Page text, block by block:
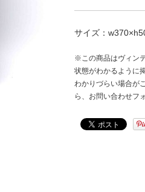
サイズ：
※この商品はヴィン
状態がわかるように
わかりづらい場合が
ら、お問い合わせフ